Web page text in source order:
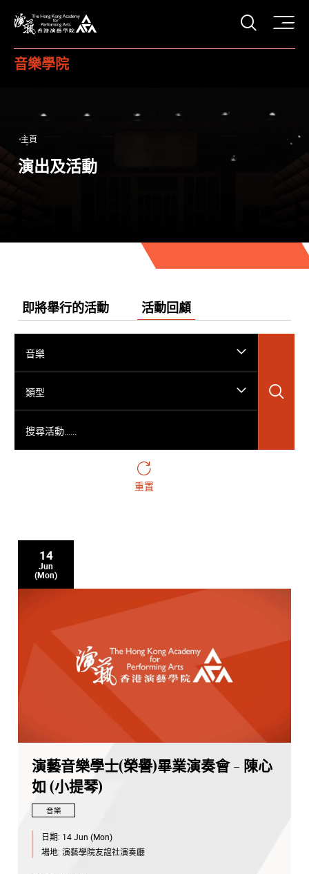
打開
音樂學院
主頁
演出及活動
即將舉行的活動 活動回顧
音樂
類型
重置
14
Jun
(Mon)
演藝音樂學士(榮譽)畢業演奏會 - 陳心
如 (小提琴)
音樂
日期: 14 Jun (Mon)
場地: 演藝學院友誼社演奏廳